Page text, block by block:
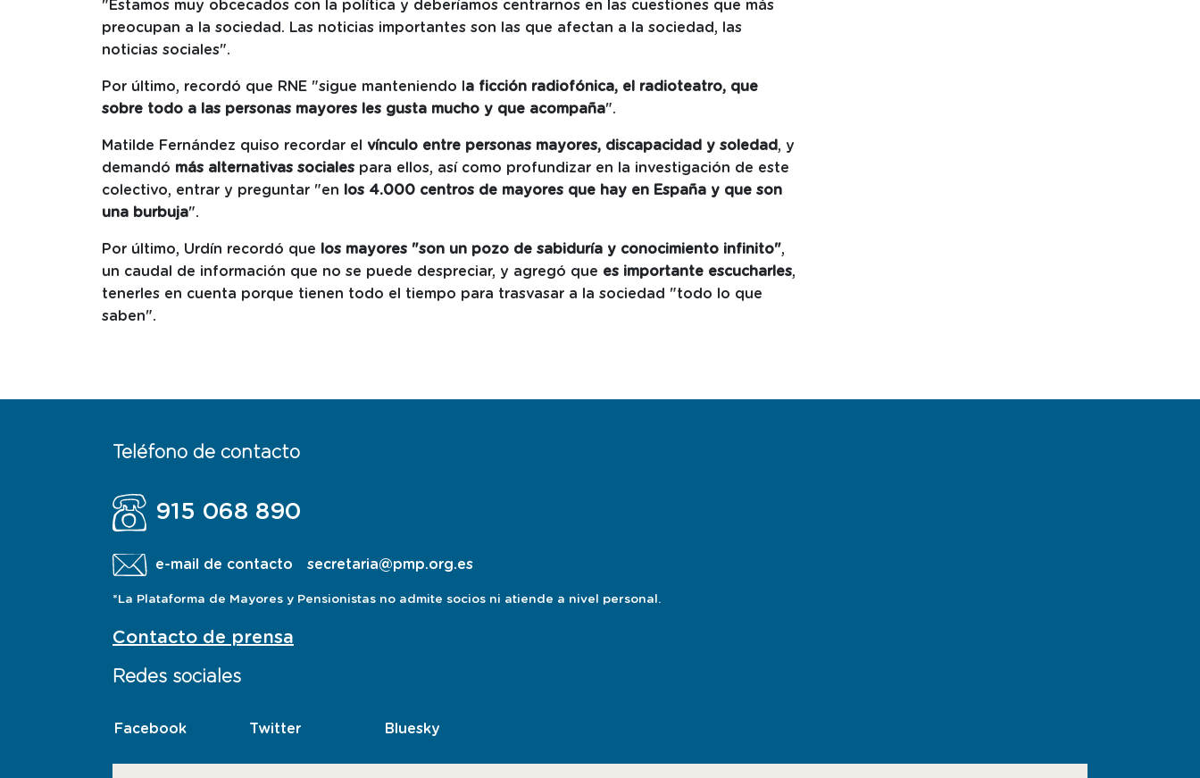
"Estamos muy obcecados con la política y deberíamos centrarnos en las cuestiones que más
preocupan a la sociedad. Las noticias importantes son las que afectan a la sociedad, las
noticias sociales".
Por último, recordó que RNE "sigue manteniendo la ficción radiofónica, el radioteatro, que
sobre todo a las personas mayores les gusta mucho y que acompaña".
Matilde Fernández quiso recordar el vínculo entre personas mayores, discapacidad y soledad, y
demandó más alternativas sociales para ellos, así como profundizar en la investigación de este
colectivo, entrar y preguntar "en los 4.000 centros de mayores que hay en España y que son
una burbuja".
Por último, Urdín recordó que los mayores "son un pozo de sabiduría y conocimiento infinito",
un caudal de información que no se puede despreciar, y agregó que es importante escucharles,
tenerles en cuenta porque tienen todo el tiempo para trasvasar a la sociedad "todo lo que
saben".
Teléfono de contacto
915 068 890
e-mail de contacto secretaria@pmp.org.es
*La Plataforma de Mayores y Pensionistas no admite socios ni atiende a nivel personal.
Contacto de prensa
Redes sociales
Facebook
esta
Twitter
esta
Bluesky
esta